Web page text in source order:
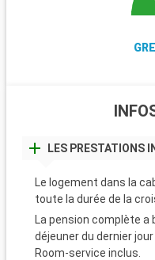
LES PRESTATIONS
Le logement dans la
toute la durée de la
La pension complète a
déjeuner du dernier
Room-service inclus.